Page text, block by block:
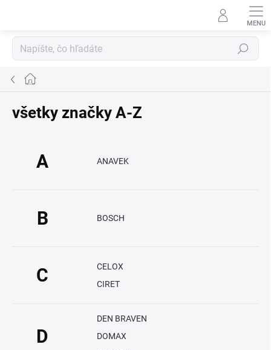
Hľadať
Domov
všetky značky A-Z
A ANAVEK
B BOSCH
C
CELOX
CIRET
D
DEN BRAVEN
DOMAX